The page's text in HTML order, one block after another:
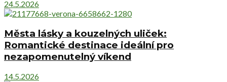
24.5.2026
Města lásky a kouzelných uliček:
Romantické destinace ideální pro
nezapomenutelný víkend
14.5.2026